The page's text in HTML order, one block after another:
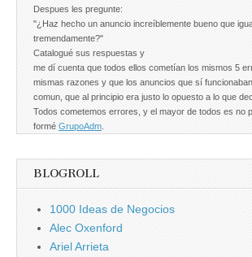
Despues les pregunte:
"¿Haz hecho un anuncio increíblemente bueno que
tremendamente?"
Catalogué sus respuestas y
me dí cuenta que todos ellos cometían los mismos 5
mismas razones y que los anuncios que sí
comun, que al principio era justo lo opuesto a lo que
Todos cometemos errores, y el mayor de todos es no
formé GrupoAdm
BLOGROLL
1000 Ideas de Negocios
Alec Oxenford
Ariel Arrieta